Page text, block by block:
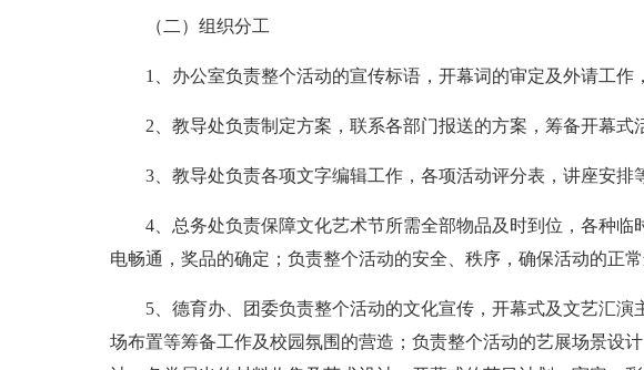
（二）组织分工
1、办公室负责整个活动的宣传标语，开幕词的审定及外请工作
2、教导处负责制定方案，联系各部门报送的方案，筹备开幕式
3、教导处负责各项文字编辑工作，各项活动评分表，讲座安排
4、总务处负责保障文化艺术节所需全部物品及时到位，各种临
电畅通，奖品的确定；负责整个活动的安全、秩序，确保活动的正常
5、德育办、团委负责整个活动的文化宣传，开幕式及文艺汇
场布置等筹备工作及校园氛围的营造；负责整个活动的艺展场景设